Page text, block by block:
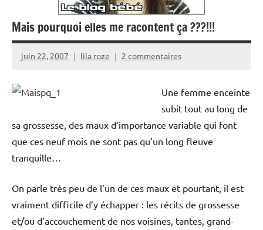
Mais pourquoi elles me racontent ça ???!!!
juin 22, 2007 lila roze 2 commentaires
Une femme enceinte
subit tout au long de
sa grossesse, des maux d’importance variable qui font
que ces neuf mois ne sont pas qu’un long fleuve
tranquille…
On parle très peu de l’un de ces maux et pourtant, il est
vraiment difficile d’y échapper : les récits de grossesse
et/ou d’accouchement de nos voisines, tantes, grand-